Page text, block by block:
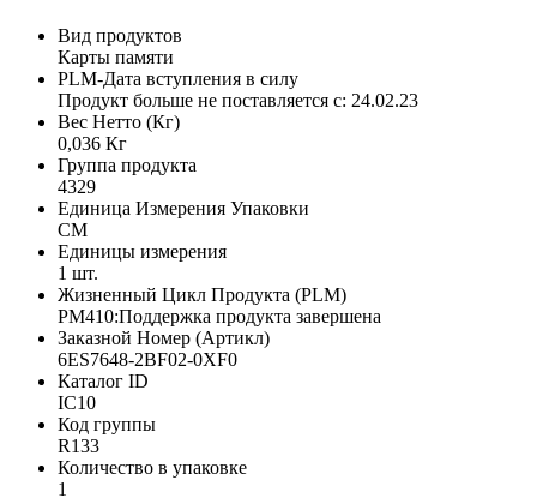
Вид продуктов
Карты памяти
PLM-Дата вступления в силу
Продукт больше не поставляется с: 24.02.23
Вес Нетто (Кг)
0,036 Кг
Группа продукта
4329
Единица Измерения Упаковки
CM
Единицы измерения
1 шт.
Жизненный Цикл Продукта (PLM)
PM410:Поддержка продукта завершена
Заказной Номер (Артикл)
6ES7648-2BF02-0XF0
Каталог ID
IC10
Код группы
R133
Количество в упаковке
1